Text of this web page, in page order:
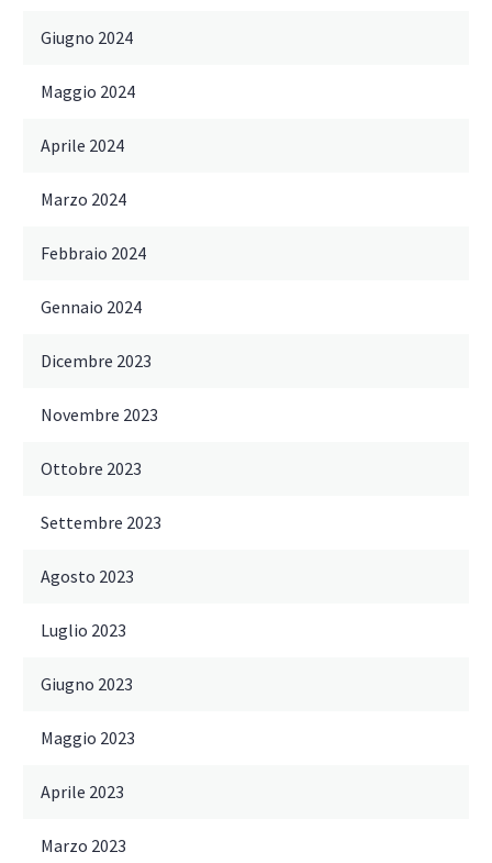
Giugno 2024
Maggio 2024
Aprile 2024
Marzo 2024
Febbraio 2024
Gennaio 2024
Dicembre 2023
Novembre 2023
Ottobre 2023
Settembre 2023
Agosto 2023
Luglio 2023
Giugno 2023
Maggio 2023
Aprile 2023
Marzo 2023